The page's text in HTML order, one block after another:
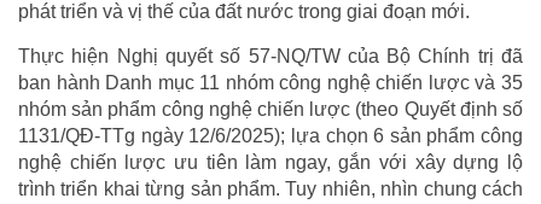
phát triển và vị thế của đất nước trong giai đoạn mới.
Thực hiện Nghị quyết số 57-NQ/TW của Bộ Chính trị đã
ban hành Danh mục 11 nhóm công nghệ chiến lược và 35
nhóm sản phẩm công nghệ chiến lược (theo Quyết định số
1131/QĐ-TTg ngày 12/6/2025); lựa chọn 6 sản phẩm công
nghệ chiến lược ưu tiên làm ngay, gắn với xây dựng lộ
trình triển khai từng sản phẩm. Tuy nhiên, nhìn chung cách